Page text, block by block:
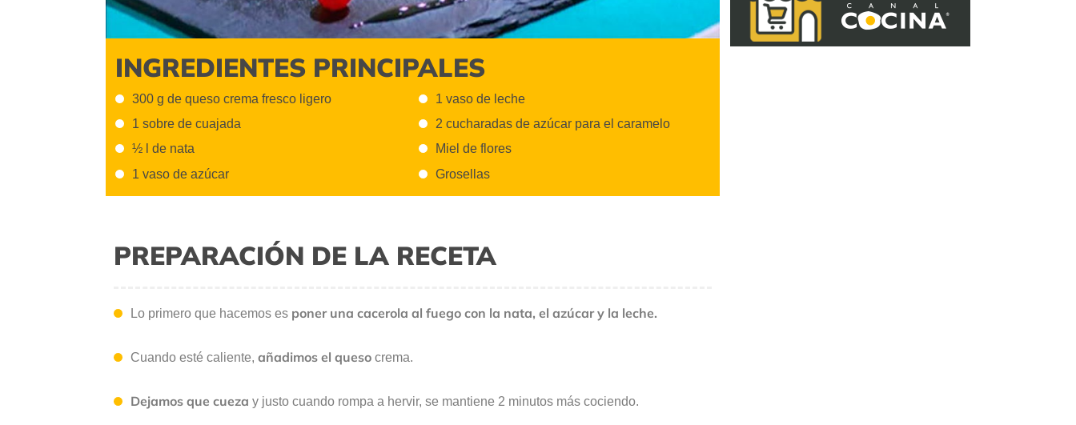
INGREDIENTES PRINCIPALES
300 g de queso crema fresco ligero
1 sobre de cuajada
½ l de nata
1 vaso de azúcar
1 vaso de leche
2 cucharadas de azúcar para el caramelo
Miel de flores
Grosellas
PREPARACIÓN DE LA RECETA
Lo primero que hacemos es poner una cacerola al fuego con la nata, el azúcar y la leche.
Cuando esté caliente, añadimos el queso crema.
Dejamos que cueza y justo cuando rompa a hervir, se mantiene 2 minutos más cociendo.